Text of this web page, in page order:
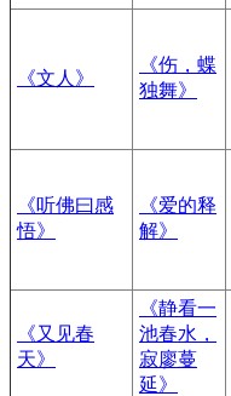
《文人》
《伤，蝶
独舞》
《听佛曰感
悟》
《爱的释
解》
《又见春
天》
《静看一
池春水，
寂廖蔓
延》